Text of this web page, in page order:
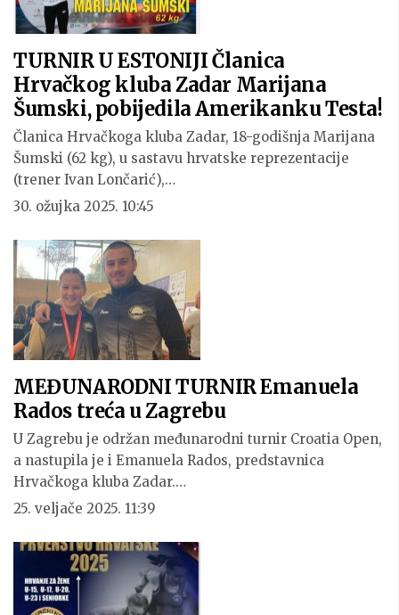
TURNIR U ESTONIJI Članica
Hrvačkog kluba Zadar Marijana
Šumski, pobijedila Amerikanku Testa!
Članica Hrvačkoga kluba Zadar, 18-godišnja Marijana
Šumski (62 kg), u sastavu hrvatske reprezentacije
(trener Ivan Lončarić),…
30. ožujka 2025. 10:45
MEĐUNARODNI TURNIR Emanuela
Rados treća u Zagrebu
U Zagrebu je održan međunarodni turnir Croatia Open,
a nastupila je i Emanuela Rados, predstavnica
Hrvačkoga kluba Zadar.…
25. veljače 2025. 11:39